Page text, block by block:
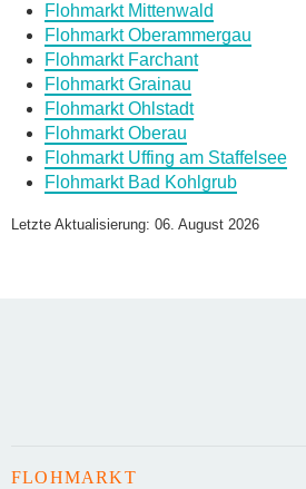
Daten des Flohmarkts
Name des Flohmarkts
Flohmarkt Mittenwald
Flohmarkt Oberammergau
Flohmarkt Farchant
Flohmarkt Grainau
Flohmarkt Ohlstadt
Flohmarkt Oberau
Flohmarkt Uffing am Staffelsee
Flohmarkt Bad Kohlgrub
Letzte Aktualisierung: 06. August 2026
FLOHMARKT